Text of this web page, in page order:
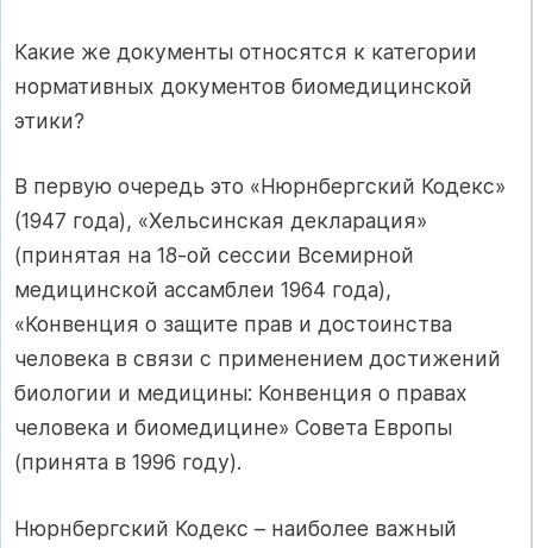
Какие же документы относятся к категории
нормативных документов биомедицинской
этики?
В первую очередь это «Нюрнбергский Кодекс»
(1947 года), «Хельсинская декларация»
(принятая на 18-ой сессии Всемирной
медицинской ассамблеи 1964 года),
«Конвенция о защите прав и достоинства
человека в связи с применением достижений
биологии и медицины: Конвенция о правах
человека и биомедицине» Совета Европы
(принята в 1996 году).
Нюрнбергский Кодекс – наиболее важный